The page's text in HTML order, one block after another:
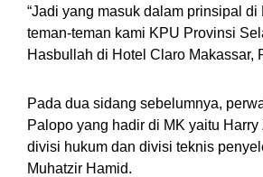
“Jadi yang masuk dalam prinsipal di
teman-teman kami KPU Provinsi
Hasbullah di Hotel Claro Makassar,
Pada dua sidang sebelumnya,
Palopo yang hadir di MK yaitu
divisi hukum dan divisi teknis
Muhatzir Hamid.